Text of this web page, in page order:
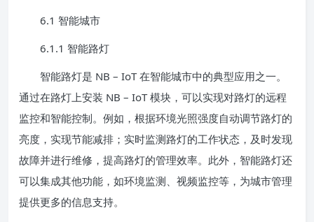
6.1 智能城市
6.1.1 智能路灯
智能路灯是 NB – IoT 在智能城市中的典型应用之一。
通过在路灯上安装 NB – IoT 模块，可以实现对路灯的远程
监控和智能控制。例如，根据环境光照强度自动调节路灯的
亮度，实现节能减排；实时监测路灯的工作状态，及时发现
故障并进行维修，提高路灯的管理效率。此外，智能路灯还
可以集成其他功能，如环境监测、视频监控等，为城市管理
提供更多的信息支持。